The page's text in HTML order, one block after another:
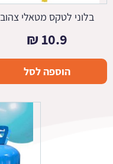
בלוני לטקס מטאלי צהוב
10.9
₪
הוספה לסל